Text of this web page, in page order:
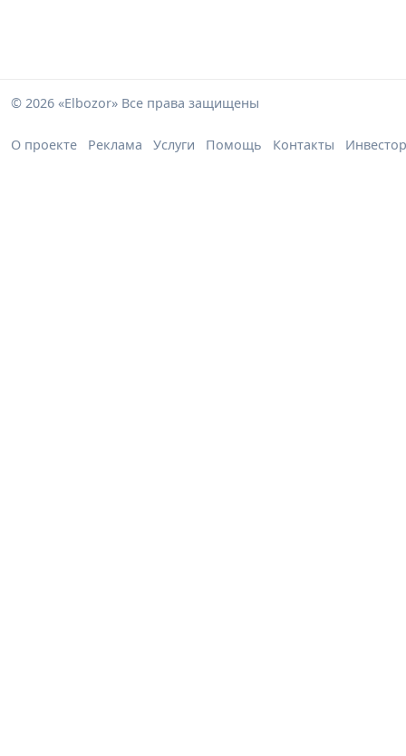
© 2026 «Elbozor» Все права защищены
О проекте Реклама Услуги Помощь Контакты